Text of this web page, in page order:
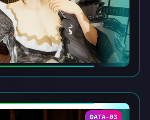
DATA-03